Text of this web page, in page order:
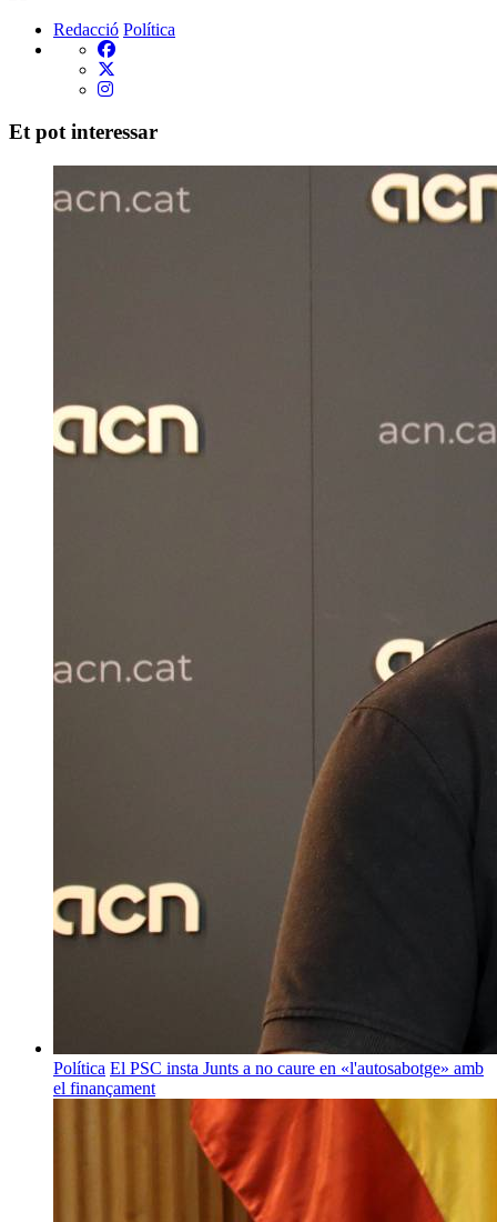
Redacció Política
Et pot interessar
Política El PSC insta Junts a no caure en «l'autosabotge» amb
el finançament